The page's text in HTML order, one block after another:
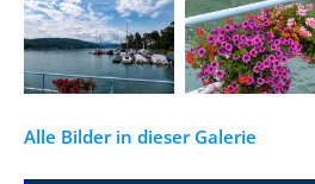
Alle Bilder in dieser Galerie